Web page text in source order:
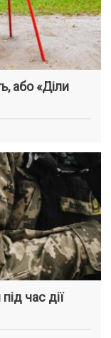
або «Діли
час дії